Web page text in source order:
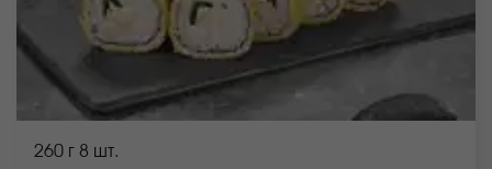
260 г 8 шт.